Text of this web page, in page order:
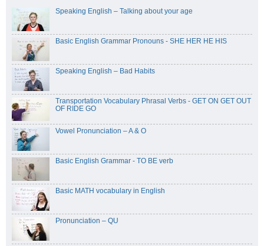
Speaking English – Talking about your age
Basic English Grammar Pronouns - SHE HER HE HIS
Speaking English – Bad Habits
Transportation Vocabulary Phrasal Verbs - GET ON GET OUT
OF RIDE GO
Vowel Pronunciation – A & O
Basic English Grammar - TO BE verb
Basic MATH vocabulary in English
Pronunciation – QU